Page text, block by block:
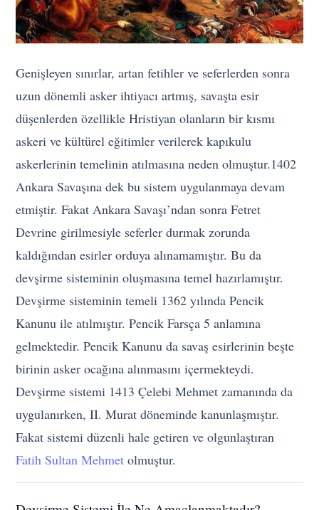
Genişleyen sınırlar, artan fetihler ve seferlerden sonra
uzun dönemli asker ihtiyacı artmış, savaşta esir
düşenlerden özellikle Hristiyan olanların bir kısmı
askeri ve kültürel eğitimler verilerek kapıkulu
askerlerinin temelinin atılmasına neden olmuştur.1402
Ankara Savaşına dek bu sistem uygulanmaya devam
etmiştir. Fakat Ankara Savaşı’ndan sonra Fetret
Devrine girilmesiyle seferler durmak zorunda
kaldığından esirler orduya alınamamıştır. Bu da
devşirme sisteminin oluşmasına temel hazırlamıştır.
Devşirme sisteminin temeli 1362 yılında Pencik
Kanunu ile atılmıştır. Pencik Farsça 5 anlamına
gelmektedir. Pencik Kanunu da savaş esirlerinin beşte
birinin asker ocağına alınmasını içermekteydi.
Devşirme sistemi 1413 Çelebi Mehmet zamanında da
uygulanırken, II. Murat döneminde kanunlaşmıştır.
Fakat sistemi düzenli hale getiren ve olgunlaştıran
Fatih Sultan Mehmet olmuştur.